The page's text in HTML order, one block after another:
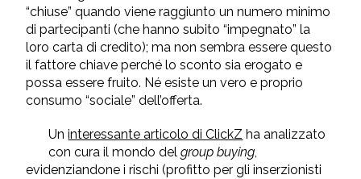
“chiuse” quando viene raggiunto un numero minimo
di partecipanti (che hanno subito “impegnato” la
loro carta di credito); ma non sembra essere questo
il fattore chiave perché lo sconto sia erogato e
possa essere fruito. Né esiste un vero e proprio
consumo “sociale” dell’offerta.
Uninteressante articolo di ClickZ ha analizzato
con cura il mondo delgroup buying,
evidenziandone i rischi (profitto per gli inserzionisti